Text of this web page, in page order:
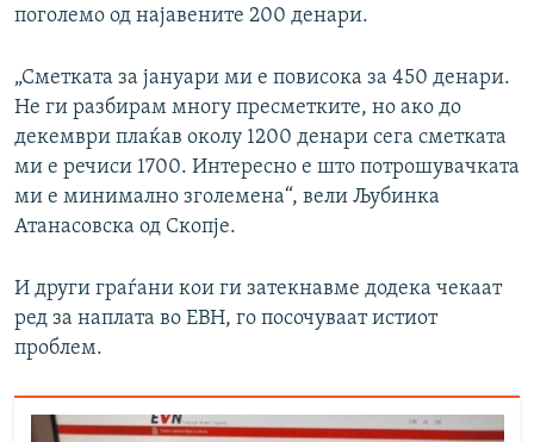
поголемо од најавените 200 денари.
„Сметката за јануари ми е повисока за 450 денари.
Не ги разбирам многу пресметките, но ако до
декември плаќав околу 1200 денари сега сметката
ми е речиси 1700. Интересно е што потрошувачката
ми е минимално зголемена“, вели Љубинка
Атанасовска од Скопје.
И други граѓани кои ги затекнавме додека чекаат
ред за наплата во ЕВН, го посочуваат истиот
проблем.